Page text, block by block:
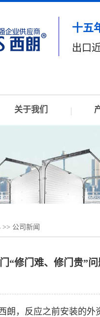
十五
出口
关于我们
>> 公司新闻
“修门难、修门贵”
，反应之前安装的外